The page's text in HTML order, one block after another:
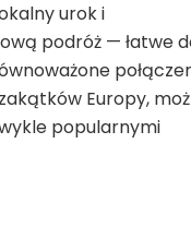
urok i
podróż — łatwe
Europy,
popularnymi